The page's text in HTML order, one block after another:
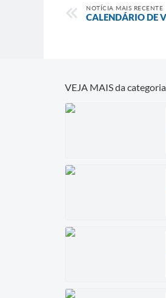
NOTÍCIA MAIS RECENTE
CALENDÁRIO DE
VEJA MAIS da categoria